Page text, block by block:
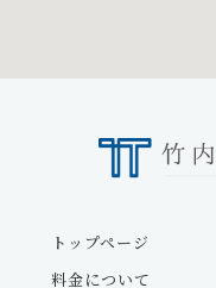
トップページ
料金について